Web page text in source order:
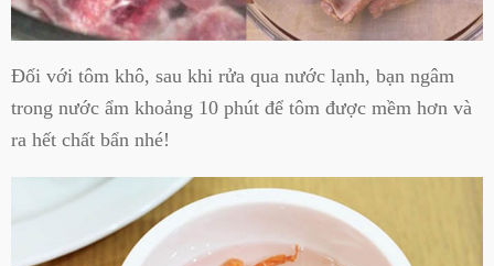
Đối với tôm khô, sau khi rửa qua nước lạnh, bạn ngâm
trong nước ẩm khoảng 10 phút để tôm được mềm hơn và
ra hết chất bẩn nhé!